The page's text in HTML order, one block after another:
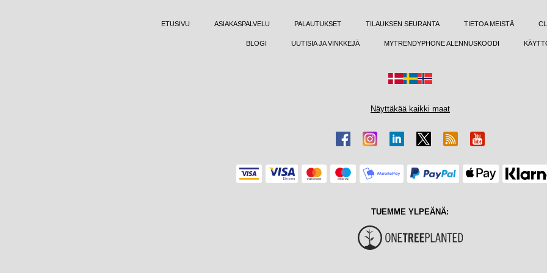
ETUSIVU ASIAKASPALVELU PALAUTUKSET TILAUKSEN SEURANTA TIETOA MEISTÄ
BLOGI UUTISIA JA VINKKEJÄ MYTRENDYPHONE ALENNUSKOODI
Näyttäkää kaikki maat
TUEMME YLPEÄNÄ: